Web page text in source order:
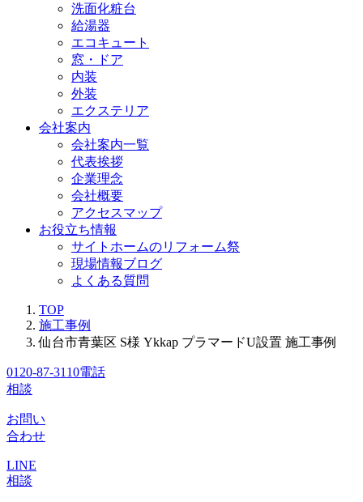
洗面化粧台
給湯器
エコキュート
窓・ドア
内装
外装
エクステリア
会社案内
会社案内一覧
代表挨拶
企業理念
会社概要
アクセスマップ
お役立ち情報
サイトホームのリフォーム祭
現場情報ブログ
よくある質問
TOP
施工事例
仙台市青葉区 S様 Ykkap プラマードU設置 施工事例
0120-87-3110電話
相談
お問い
合わせ
LINE
相談